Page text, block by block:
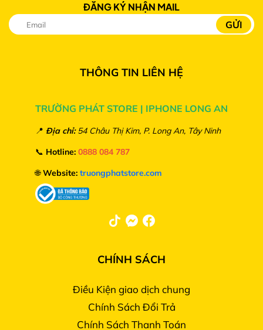
ĐĂNG KÝ NHẬN MAIL
THÔNG TIN LIÊN HỆ
TRƯỜNG PHÁT STORE | IPHONE LONG AN
📍 Địa chỉ:54 Châu Thị Kim, P. Long An, Tây Ninh
📞 Hotline: 0888 084 787
🌐Website: truongphatstore.com
CHÍNH SÁCH
Điều Kiện giao dịch chung
Chính Sách Đổi Trả
Chính Sách Thanh Toán